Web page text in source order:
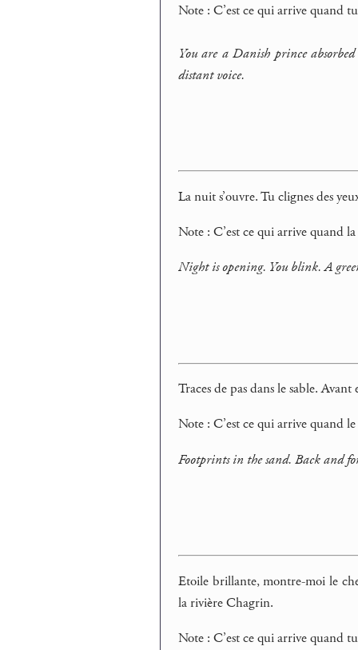
Note : C’est ce qui arrive quand
You are a Danish prince
distant voice.
La nuit s’ouvre. Tu clignes des
Note : C’est ce qui arrive quand
Night is opening. You blink. A
Traces de pas dans le sable.
Note : C’est ce qui arrive quand
Footprints in the sand. Back and
Etoile brillante, montre-moi le
la rivière Chagrin.
Note : C’est ce qui arrive quand